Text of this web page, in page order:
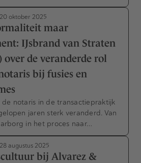
20 oktober 2025
maar
IJsbrand van Straten
over de veranderde rol
bij fusies en
de notaris in de transactiepraktijk
jaren sterk veranderd. Van
in het proces naar…
28 augustus 2025
bij Alvarez &